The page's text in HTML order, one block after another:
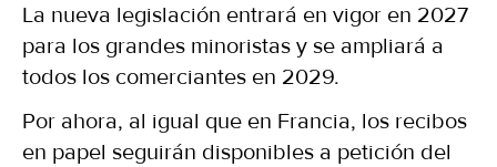
La nueva legislación entrará en vigor en 2027
para los grandes minoristas y se ampliará a
todos los comerciantes en 2029.
Por ahora, al igual que en Francia, los recibos
en papel seguirán disponibles a petición del